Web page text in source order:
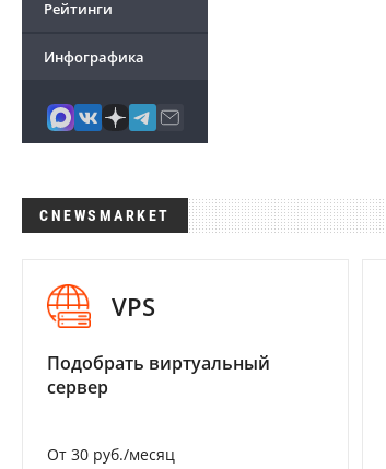
Рейтинги
Инфографика
CNEWSMARKET
VPS
Подобрать виртуальный
сервер
От 30 руб./месяц